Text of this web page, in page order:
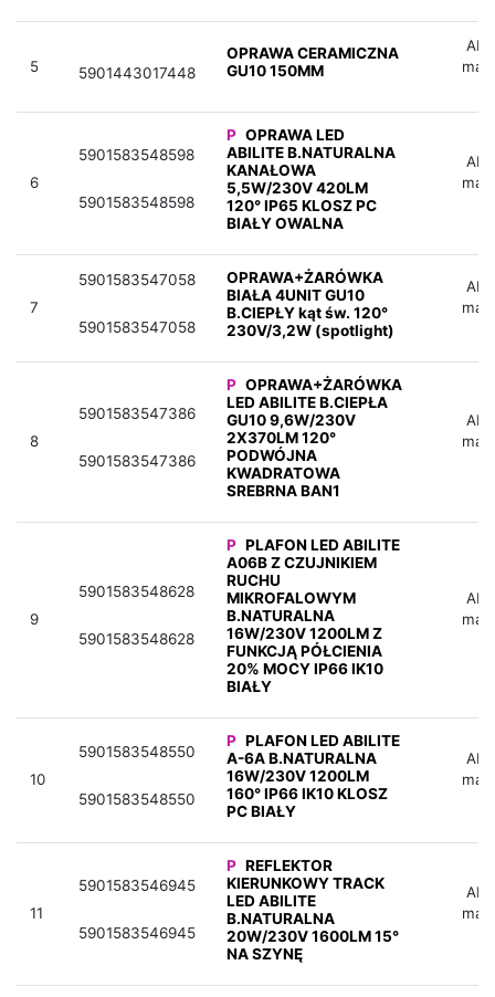
5 5901443017448
OPRAWA CERAMICZNA
GU10 150MM
6
5901583548598
5901583548598
P OPRAWA LED
ABILITE B.NATURALNA
KANAŁOWA
5,5W/230V 420LM
120° IP65 KLOSZ PC
BIAŁY OWALNA
7
5901583547058
5901583547058
OPRAWA+ŻARÓWKA
BIAŁA 4UNIT GU10
B.CIEPŁY kąt św. 120°
230V/3,2W (spotlight)
8
5901583547386
5901583547386
P OPRAWA+ŻARÓWKA
LED ABILITE B.CIEPŁA
GU10 9,6W/230V
2X370LM 120°
PODWÓJNA
KWADRATOWA
SREBRNA BAN1
9
5901583548628
5901583548628
P PLAFON LED ABILITE
A06B Z CZUJNIKIEM
RUCHU
MIKROFALOWYM
B.NATURALNA
16W/230V 1200LM Z
FUNKCJĄ PÓŁCIENIA
20% MOCY IP66 IK10
BIAŁY
10
5901583548550
5901583548550
P PLAFON LED ABILITE
A-6A B.NATURALNA
16W/230V 1200LM
160° IP66 IK10 KLOSZ
PC BIAŁY
11
5901583546945
5901583546945
P REFLEKTOR
KIERUNKOWY TRACK
LED ABILITE
B.NATURALNA
20W/230V 1600LM 15°
NA SZYNĘ